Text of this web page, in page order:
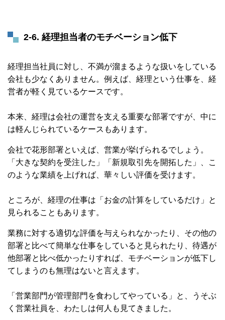
2-6. 経理担当者のモチベーション低下
経理担当社員に対し、不満が溜まるような扱いをしている
会社も少なくありません。例えば、経理という仕事を、経
営者が軽く見ているケースです。
本来、経理は会社の運営を支える重要な部署ですが、中に
は軽んじられているケースもあります。
会社で花形部署といえば、営業が挙げられるでしょう。
「大きな契約を受注した」「新規取引先を開拓した」、こ
のような業績を上げれば、華々しい評価を受けます。
ところが、経理の仕事は「お金の計算をしているだけ」と
見られることもあります。
業務に対する適切な評価を与えられなかったり、その他の
部署と比べて簡単な仕事をしていると見られたり、待遇が
他部署と比べ低かったりすれば、モチベーションが低下し
てしまうのも無理はないと言えます。
「営業部門が管理部門を食わしてやっている」と、うそぶ
く営業社員を、わたしは何人も見てきました。